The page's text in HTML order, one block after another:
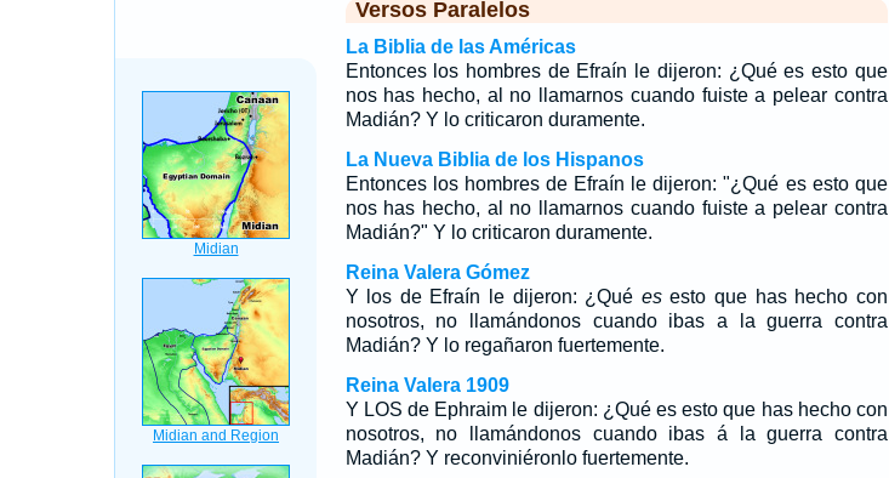
Versos Paralelos
La Biblia de las Américas
Entonces los hombres de Efraín le dijeron: ¿Qué es esto que
nos has hecho, al no llamarnos cuando fuiste a pelear contra
Madián? Y lo criticaron duramente.
La Nueva Biblia de los Hispanos
Entonces los hombres de Efraín le dijeron: "¿Qué es esto que
nos has hecho, al no llamarnos cuando fuiste a pelear contra
Madián?" Y lo criticaron duramente.
Reina Valera Gómez
Y los de Efraín le dijeron: ¿Qué esesto que has hecho con
nosotros, no llamándonos cuando ibas a la guerra contra
Madián? Y lo regañaron fuertemente.
Reina Valera 1909
Y LOS de Ephraim le dijeron: ¿Qué es esto que has hecho con
nosotros, no llamándonos cuando ibas á la guerra contra
Madián? Y reconviniéronlo fuertemente.